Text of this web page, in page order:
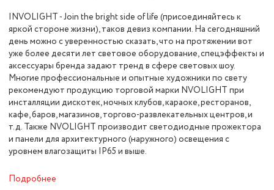
INVOLIGHT - Join the bright side of life (присоединяйтесь к
яркой стороне жизни), таков девиз компании. На сегодняшний
день можно с уверенностью сказать, что на протяжении вот
уже более десяти лет световое оборудование, спецэффекты и
аксессуары бренда задают тренд в сфере световых шоу.
Многие профессиональные и опытные художники по свету
рекомендуют продукцию торговой марки NVOLIGHT при
инсталляции дискотек, ночных клубов, караоке, ресторанов,
кафе, баров, магазинов, торгово-развлекательных центров, и
т.д. Также NVOLIGHT производит светодиодные прожектора
и панели для архитектурного (наружного) освещения с
уровнем влагозащиты IP65 и выше.
Подробнее